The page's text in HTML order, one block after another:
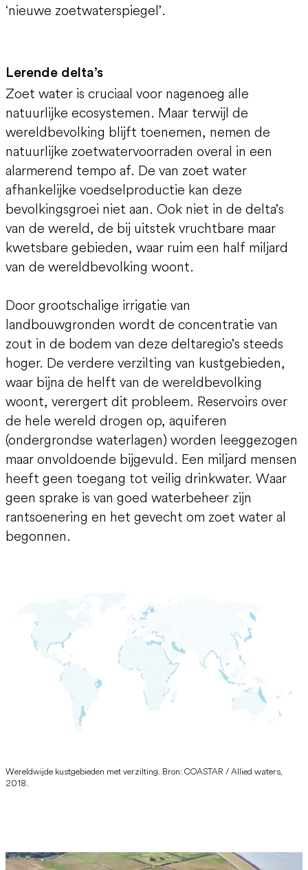
‘nieuwe zoetwaterspiegel’.
Lerende delta’s
Zoet water is cruciaal voor nagenoeg alle
natuurlijke ecosystemen. Maar terwijl de
wereldbevolking blijft toenemen, nemen de
natuurlijke zoetwatervoorraden overal in een
alarmerend tempo af. De van zoet water
afhankelijke voedselproductie kan deze
bevolkingsgroei niet aan. Ook niet in de delta’s
van de wereld, de bij uitstek vruchtbare maar
kwetsbare gebieden, waar ruim een half miljard
van de wereldbevolking woont.
Door grootschalige irrigatie van
landbouwgronden wordt de concentratie van
zout in de bodem van deze deltaregio’s steeds
hoger. De verdere verzilting van kustgebieden,
waar bijna de helft van de wereldbevolking
woont, verergert dit probleem. Reservoirs over
de hele wereld drogen op, aquiferen
(ondergrondse waterlagen) worden leeggezogen
maar onvoldoende bijgevuld. Een miljard mensen
heeft geen toegang tot veilig drinkwater. Waar
geen sprake is van goed waterbeheer zijn
rantsoenering en het gevecht om zoet water al
begonnen.
Wereldwijde kustgebieden met verzilting. Bron: COASTAR / Allied waters,
2018.